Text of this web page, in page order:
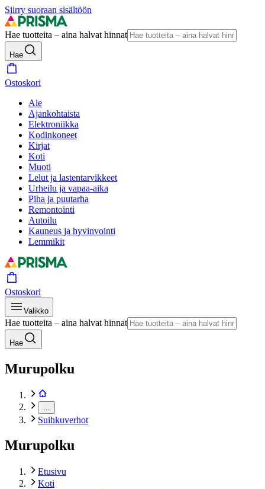
Siirry suoraan sisältöön
Hae tuotteita – aina halvat hinnat
Hae
Ostoskori
Ale
Ajankohtaista
Elektroniikka
Kodinkoneet
Kirjat
Koti
Muoti
Lelut ja lastentarvikkeet
Urheilu ja vapaa-aika
Piha ja puutarha
Remontointi
Autoilu
Kauneus ja hyvinvointi
Lemmikit
Ostoskori
Valikko
Hae tuotteita – aina halvat hinnat
Hae
Murupolku
Suihkuverhot
Murupolku
Etusivu
Koti